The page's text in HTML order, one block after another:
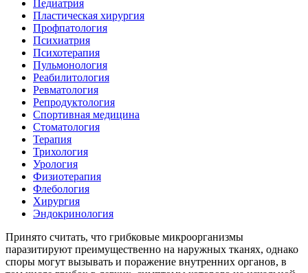
Педиатрия
Пластическая хирургия
Профпатология
Психиатрия
Психотерапия
Пульмонология
Реабилитология
Ревматология
Репродуктология
Спортивная медицина
Стоматология
Терапия
Трихология
Урология
Физиотерапия
Флебология
Хирургия
Эндокринология
Принято считать, что грибковые микроорганизмы
паразитируют преимущественно на наружных тканях, однако
споры могут вызывать и поражение внутренних органов, в